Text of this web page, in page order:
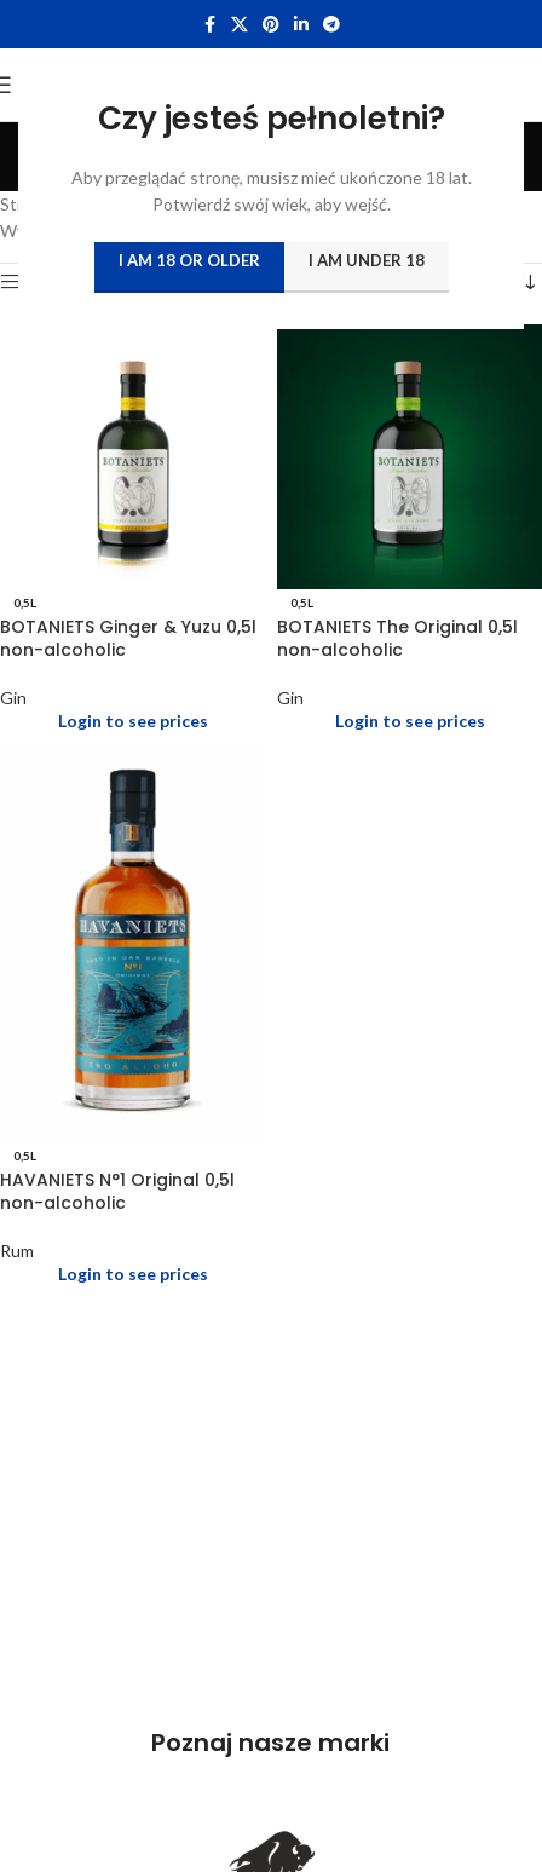
Czy jesteś pełnoletni?
Aby przeglądać stronę, musisz mieć ukończone 18 lat.
Potwierdź swój wiek, aby wejść.
I AM 18 OR OLDER I AM UNDER 18
Niets Distillery BV
Categories
Strona główna
Atrybut produktu: Producent/Niets Distillery BV
Wyświetlanie wszystkich wyników: 3
0,5L
BOTANIETS Ginger & Yuzu 0,5l
non-alcoholic
Gin
Login to see prices
0,5L
BOTANIETS The Original 0,5l
non-alcoholic
Gin
Login to see prices
0,5L
HAVANIETS N°1 Original 0,5l
non-alcoholic
Rum
Login to see prices
Poznaj nasze marki